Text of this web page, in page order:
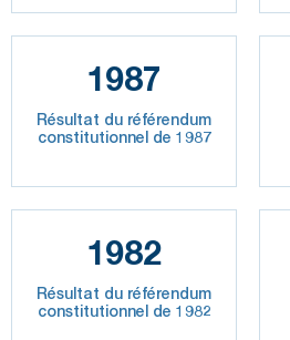
1987
Résultat du référendum
constitutionnel de 1987
1982
Résultat du référendum
constitutionnel de 1982